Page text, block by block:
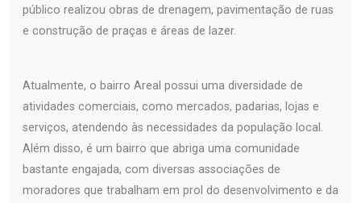
público realizou obras de drenagem, pavimentação de ruas
e construção de praças e áreas de lazer.
Atualmente, o bairro Areal possui uma diversidade de
atividades comerciais, como mercados, padarias, lojas e
serviços, atendendo às necessidades da população local.
Além disso, é um bairro que abriga uma comunidade
bastante engajada, com diversas associações de
moradores que trabalham em prol do desenvolvimento e da